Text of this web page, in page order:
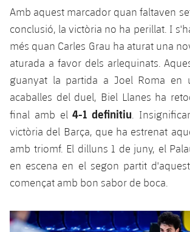
Fotos
VALORANT Game Changers
eFootball
Amb aquest marcador quan faltaven
conclusió, la victòria no ha perillat. I
més quan Carles Grau ha aturat una
aturada a favor dels arlequinats.
guanyat la partida a Joel Roma en
acaballes del duel, Biel Llanes ha
final amb el4-1 definitiu .
victòria del Barça, que ha estrenat
amb triomf. El dilluns 1 de juny, el
en escena en el segon partit
començat amb bon sabor de boca.
Anterior
label.aria.chevronleft